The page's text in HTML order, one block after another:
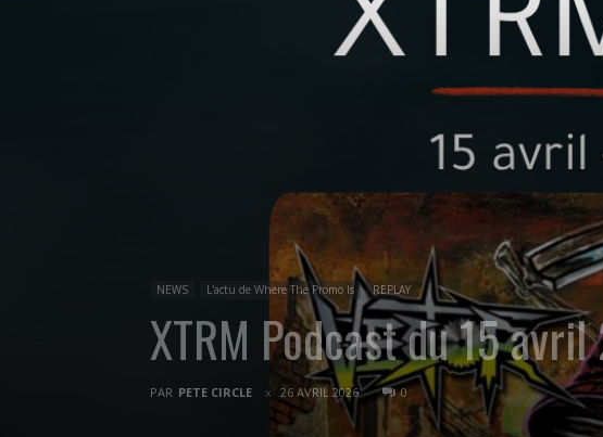
NEWS L'actu de Where The Promo Is REPLAY
XTRM Podcast du 15
PAR PETE CIRCLE 26 AVRIL 2026 0